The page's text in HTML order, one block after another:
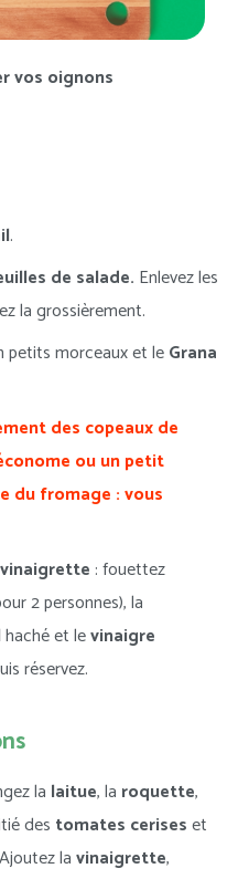
vos oignons
.
de salade. Enlevez les
la grossièrement.
petits morceaux et leGrana
des copeaux de
ou un petit
du fromage : vous
vinaigrette : fouettez
2 personnes), la
haché et levinaigre
réservez.
la laitue, la roquette,
des tomates ceriseset
lavinaigrette,